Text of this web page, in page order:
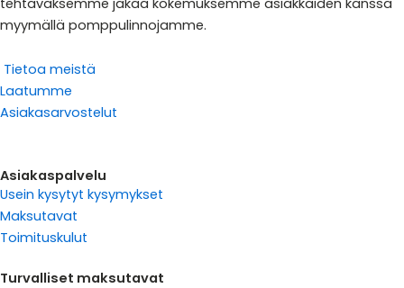
myymällä pomppulinnojamme.
Tietoa meistä
Laatumme
Asiakasarvostelut
Asiakaspalvelu
Usein kysytyt kysymykset
Maksutavat
Toimituskulut
Turvalliset maksutavat